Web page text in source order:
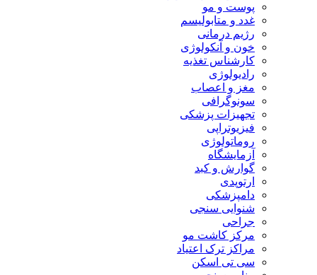
پوست و مو
غدد و متابولیسم
رژیم درمانی
خون و آنکولوژی
کارشناس تغذیه
رادیولوژی
مغز و اعصاب
سونوگرافی
تجهیزات پزشکی
فیزیوتراپی
روماتولوژی
آزمایشگاه
گوارش و کبد
ارتوپدی
دامپزشکی
شنوایی سنجی
جراحی
مرکز کاشت مو
مراکز ترک اعتیاد
سی تی اسکن